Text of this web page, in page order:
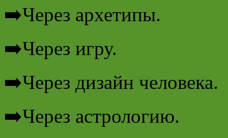
➡️Через архетипы.
➡️Через игру.
➡️Через дизайн человека.
➡️Через астрологию.